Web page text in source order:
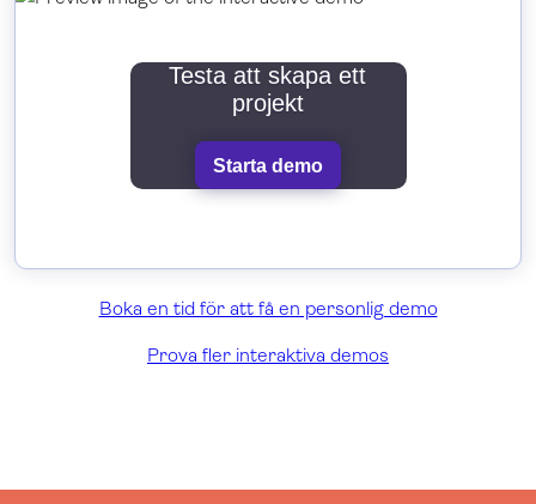
Testa att skapa ett
projekt
Starta demo
Boka en tid för att få en personlig demo
Prova fler interaktiva demos